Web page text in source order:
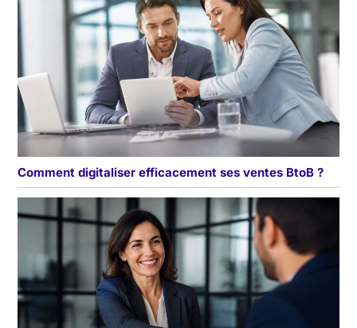
Comment digitaliser efficacement ses ventes BtoB ?